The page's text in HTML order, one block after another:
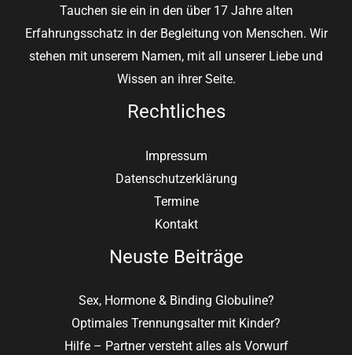
Tauchen sie ein in den über 17 Jahre alten
Erfahrungsschatz in der Begleitung von Menschen. Wir
stehen mit unserem Namen, mit all unserer Liebe und
Wissen an ihrer Seite.
Rechtliches
Impressum
Datenschutzerklärung
Termine
Kontakt
Neuste Beiträge
Sex, Hormone & Binding Globuline?
Optimales Trennungsalter mit Kinder?
Hilfe – Partner versteht alles als Vorwurf